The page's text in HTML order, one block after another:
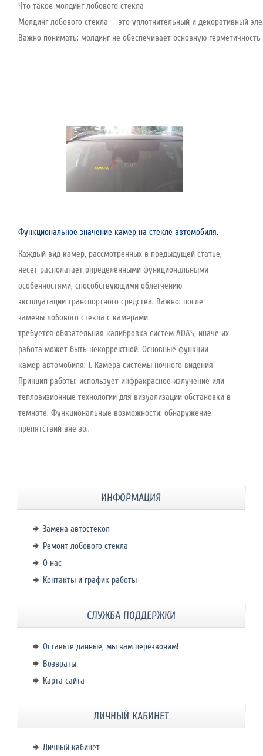
Что такое молдинг лобового стекла
Молдинг лобового стекла — это уплотнительный и декоративный
Важно понимать: молдинг не обеспечивает основную
Функциональное значение камер на стекле автомобиля.
Каждый вид камер, рассмотренных в предыдущей статье,
несет располагает определенными функциональными
особенностями, способствующими облегчению
эксплуатации транспортного средства. Важно: после
замены лобового стекла с камерами
требуется обязательная калибровка систем ADAS, иначе их
работа может быть некорректной. Основные функции
камер автомобиля: 1. Камера системы ночного видения
Принцип работы: использует инфракрасное излучение или
тепловизионные технологии для визуализации обстановки в
темноте. Функциональные возможности: обнаружение
препятствий вне зо..
ИНФОРМАЦИЯ
Замена автостекол
Ремонт лобового стекла
О нас
Контакты и график работы
СЛУЖБА ПОДДЕРЖКИ
Оставьте данные, мы вам перезвоним!
Возвраты
Карта сайта
ЛИЧНЫЙ КАБИНЕТ
Личный кабинет